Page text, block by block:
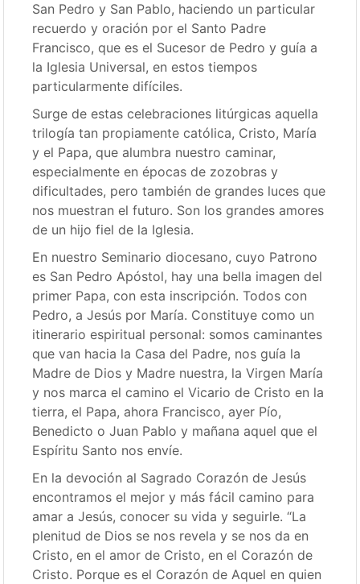
San Pedro y San Pablo, haciendo un particular
recuerdo y oración por el Santo Padre
Francisco, que es el Sucesor de Pedro y guía a
la Iglesia Universal, en estos tiempos
particularmente difíciles.
Surge de estas celebraciones litúrgicas aquella
trilogía tan propiamente católica, Cristo, María
y el Papa, que alumbra nuestro caminar,
especialmente en épocas de zozobras y
dificultades, pero también de grandes luces que
nos muestran el futuro. Son los grandes amores
de un hijo fiel de la Iglesia.
En nuestro Seminario diocesano, cuyo Patrono
es San Pedro Apóstol, hay una bella imagen del
primer Papa, con esta inscripción. Todos con
Pedro, a Jesús por María. Constituye como un
itinerario espiritual personal: somos caminantes
que van hacia la Casa del Padre, nos guía la
Madre de Dios y Madre nuestra, la Virgen María
y nos marca el camino el Vicario de Cristo en la
tierra, el Papa, ahora Francisco, ayer Pío,
Benedicto o Juan Pablo y mañana aquel que el
Espíritu Santo nos envíe.
En la devoción al Sagrado Corazón de Jesús
encontramos el mejor y más fácil camino para
amar a Jesús, conocer su vida y seguirle. “La
plenitud de Dios se nos revela y se nos da en
Cristo, en el amor de Cristo, en el Corazón de
Cristo. Porque es el Corazón de Aquel en quien